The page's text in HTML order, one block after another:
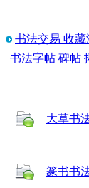
书法交易 收
书法字帖 碑帖
大草书
篆书书